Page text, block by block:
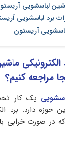
لباسشویی
برد لباسشویی
آریستون
الکترونیکی
مراجعه کنیم؟
یک کار
حوزه دارد. برد
در صورت خرابی